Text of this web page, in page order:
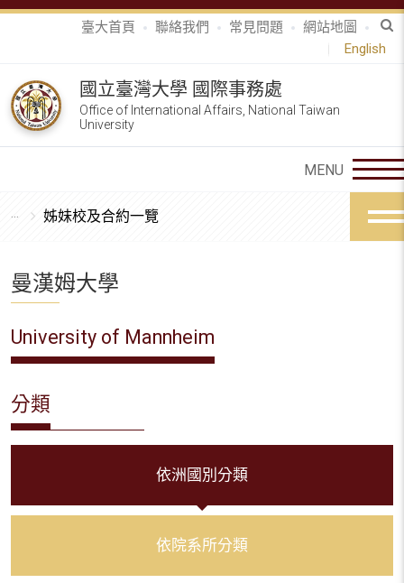
臺大首頁 聯絡我們 常見問題
網站地圖
English
國立臺灣大學 國際事務處
Office of International Affairs, National Taiwan
University
姊妹校及合約一覽
曼漢姆大學
University of Mannheim
分類
依洲國別分類
依院系所分類